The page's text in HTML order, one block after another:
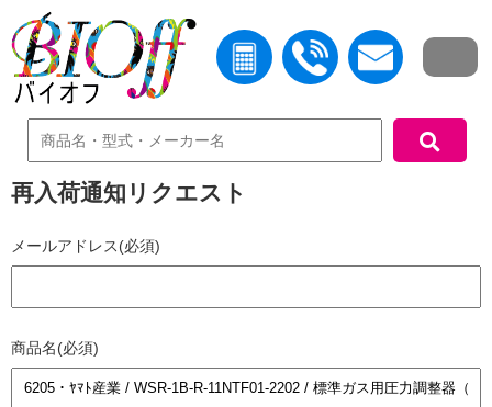
中古機器検索
再入荷通知リクエスト
メールアドレス(必須)
商品名(必須)